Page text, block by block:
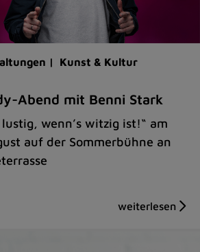
| Kunst & Kultur
Abend mit Benni Stark
lustig, wenn’s witzig ist!“ am
auf der Sommerbühne an